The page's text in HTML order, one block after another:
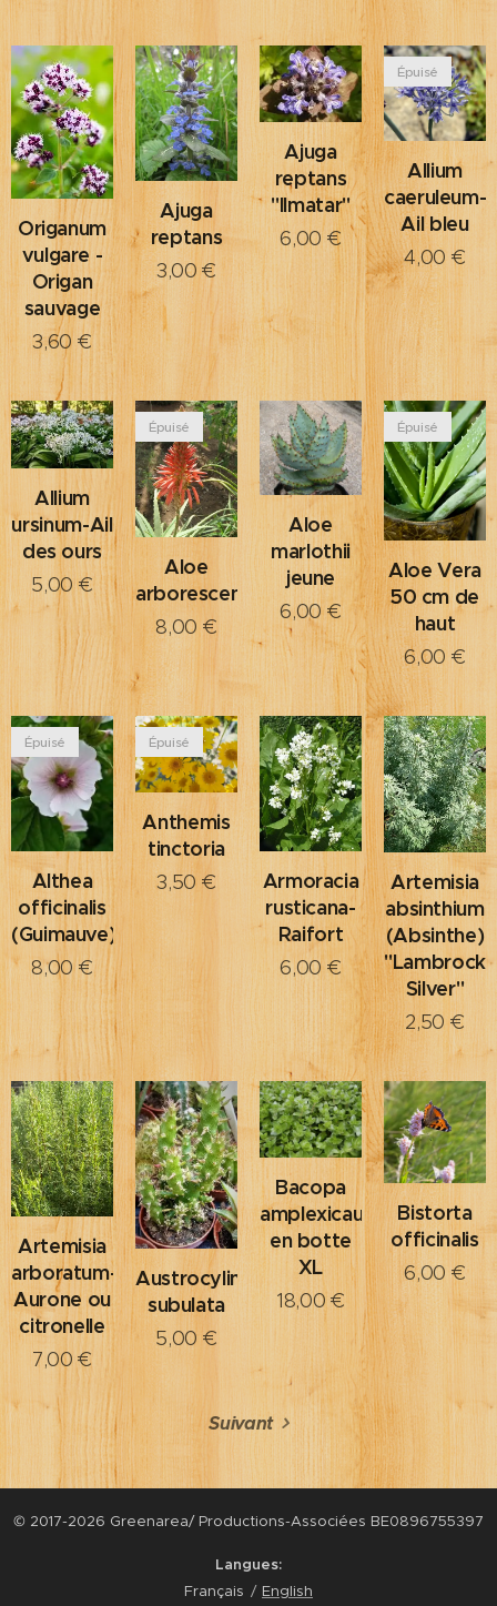
Origanum
vulgare -
Origan
sauvage
3,60€
Ajuga
reptans
3,00€
Ajuga
reptans
"Ilmatar"
6,00€
Allium
caeruleum-
Ail bleu
Épuisé
4,00 €
Allium
ursinum-Ail
des ours
5,00€
Aloe
arborescens
Épuisé
8,00 €
Aloe
marlothii
jeune
6,00€
Aloe Vera
50 cm de
haut
Épuisé
6,00 €
Althea
officinalis
(Guimauve)
Épuisé
8,00€
Anthemis
tinctoria
Épuisé
3,50 €
Armoracia
rusticana-
Raifort
6,00 €
Artemisia
absinthium
(Absinthe)
"Lambrock
Silver"
2,50 €
Artemisia
arboratum-
Aurone ou
citronelle
7,00€
Austrocylindropuntia
subulata
5,00 €
Bacopa
amplexicaulis
en botte
XL
18,00 €
Bistorta
officinalis
6,00 €
Suivant
© 2017-2026 Greenarea/ Productions-Associées BE0896755397
Langues
Français
English